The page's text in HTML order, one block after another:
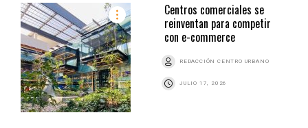
Centros comerciales se
reinventan para competir
con e-commerce
REDACCIÓN CENTRO URBANO
JULIO 17, 2026